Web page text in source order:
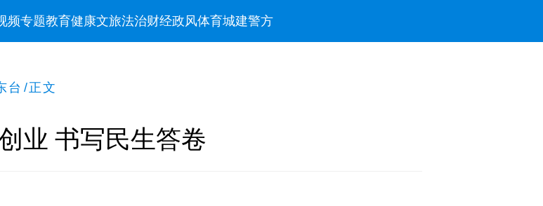
频专题教育健康文旅法治财经政风体育城建警方
台 /正文
业 书写民生答卷